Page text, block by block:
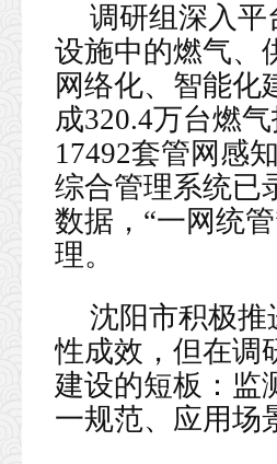
调研组深入
设施中的燃气、
网络化、智能化
成320.4万台燃
17492套管网感
综合管理系统已
数据，“一网统
理。
沈阳市积极
性成效，但在调
建设的短板：监
一规范、应用